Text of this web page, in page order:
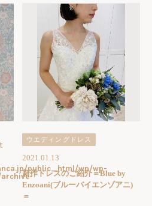
public_html/wp/wp-
ウエディングドレス
2021.01.13
新作ドレスのご紹介＝Blue by
Enzoani(ブルーバイエンゾアニ)
＝